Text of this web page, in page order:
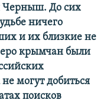
Черныш. До сих
ничего
и их близкие не
крымчан были
могут добиться
поисков